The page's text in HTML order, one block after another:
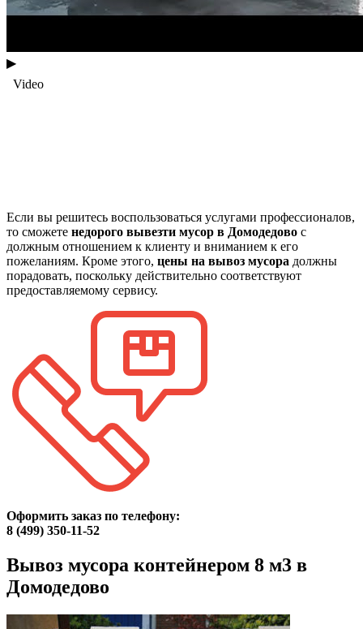
▶
Если вы решитесь воспользоваться услугами профессионалов,
то сможете недорого вывезти мусор в Домодедово с
должным отношением к клиенту и вниманием к его
пожеланиям. Кроме этого, цены на вывоз мусора должны
порадовать, поскольку действительно соответствуют
предоставляемому сервису.
Оформить заказ по телефону:
8 (499) 350-11-52
Вывоз мусора контейнером 8 м3 в
Домодедово